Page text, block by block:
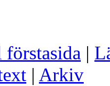
|
| Arkiv